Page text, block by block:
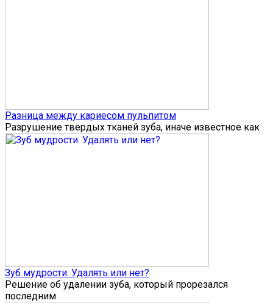
Разница между кариесом пульпитом
Разрушение твердых тканей зуба, иначе известное как
Зуб мудрости. Удалять или нет?
Решение об удалении зуба, который прорезался
последним